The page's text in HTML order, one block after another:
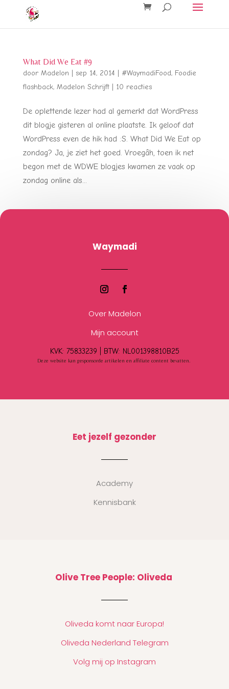
What Did We Eat #9
door Madelon sep 14, 2014 #WaymadiFood, Foodie
flashback, Madelon Schrijft| 10 reacties
De oplettende lezer had al gemerkt dat WordPress
dit blogje gisteren al online plaatste. Ik geloof dat
WordPress even de hik had :S. What Did We Eat op
zondag? Ja, je ziet het goed. Vroegâh, toen ik net
begon met de WDWE blogjes kwamen ze vaak op
zondag online als...
Waymadi
Over Madelon
Mijn account
KVK: 75833239 | BTW: NL001398810B25
Deze website kan gesponsorde artikelen en affiliate content bevatten.
Eet jezelf gezonder
Academy
Kennisbank
Olive Tree People: Oliveda
Oliveda komt naar Europa!
Oliveda Nederland Telegram
Volg mij op Instagram